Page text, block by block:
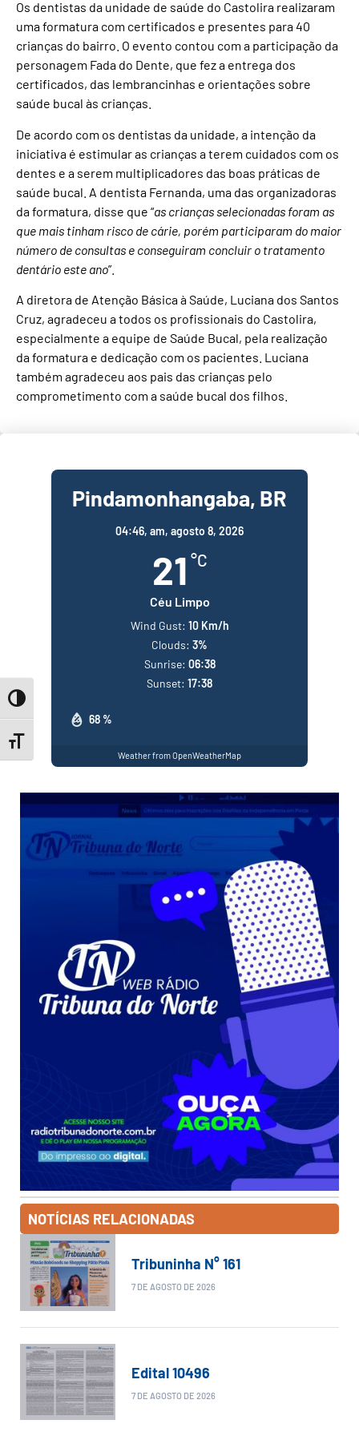
Toggle High Contrast
Toggle Font size
Os dentistas da unidade de saúde do Castolira realizaram
uma formatura com certificados e presentes para 40
crianças do bairro. O evento contou com a participação da
personagem Fada do Dente, que fez a entrega dos
certificados, das lembrancinhas e orientações sobre
saúde bucal às crianças.
De acordo com os dentistas da unidade, a intenção da
iniciativa é estimular as crianças a terem cuidados com os
dentes e a serem multiplicadores das boas práticas de
saúde bucal. A dentista Fernanda, uma das organizadoras
da formatura, disse que “as crianças selecionadas foram as
que mais tinham risco de cárie, porém participaram do maior
número de consultas e conseguiram concluir o tratamento
dentário este ano”.
A diretora de Atenção Básica à Saúde, Luciana dos Santos
Cruz, agradeceu a todos os profissionais do Castolira,
especialmente a equipe de Saúde Bucal, pela realização
da formatura e dedicação com os pacientes. Luciana
também agradeceu aos pais das crianças pelo
comprometimento com a saúde bucal dos filhos.
Pindamonhangaba, BR
04:46, am, agosto 8, 2026
21 °C
Céu Limpo
68 %
Wind Gust: 10 Km/h
Clouds: 3%
Sunrise: 06:38
Sunset: 17:38
Weather from OpenWeatherMap
NOTÍCIAS RELACIONADAS
Tribuninha N° 161
7 DE AGOSTO DE 2026
Edital 10496
7 DE AGOSTO DE 2026